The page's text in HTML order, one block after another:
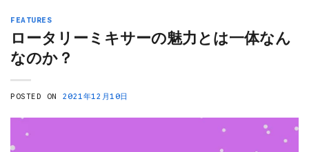
FEATURES
ロータリーミキサーの魅力とは一体なん
なのか？
POSTED ON 2021年12月10日